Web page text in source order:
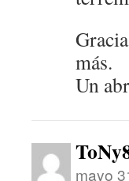
más.
Un
mayo